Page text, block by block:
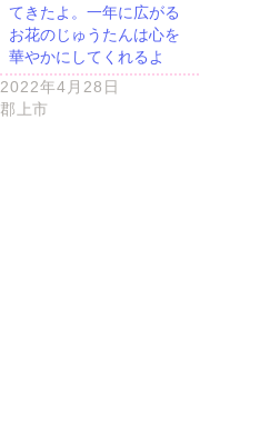
てきたよ。一年に広がる
お花のじゅうたんは心を
華やかにしてくれるよ
2022年4月28日
郡上市